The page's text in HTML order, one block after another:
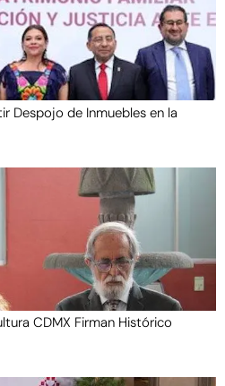
Despojo de Inmuebles en la
CDMX Firman Histórico